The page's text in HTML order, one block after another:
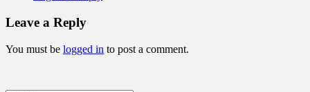
Leave a Reply
You must be logged in to post a comment.